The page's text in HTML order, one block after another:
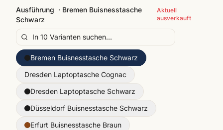
Ausführung · Bremen Buisnesstasche
Schwarz
Aktuell
ausverkauft
Bremen Buisnesstasche Schwarz
Dresden Laptoptasche Cognac
Dresden Laptoptasche Schwarz
Düsseldorf Buisnesstasche Schwarz
Erfurt Buisnesstasche Braun